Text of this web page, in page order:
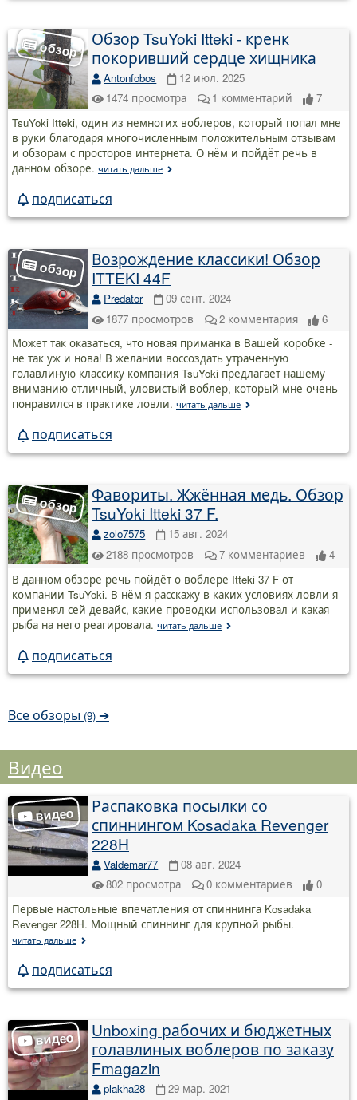
Обзор TsuYoki Itteki - кренк
покоривший сердце хищника
Antonfobos
12 июл. 2025
1474 просмотра 1 комментарий
7
TsuYoki Itteki, один из немногих воблеров, который попал мне
в руки благодаря многочисленным положительным отзывам
и обзорам с просторов интернета. О нём и пойдёт речь в
данном обзоре. читать дальше
подписаться
Возрождение классики! Обзор
ITTEKI 44F
Predator
09 сент. 2024
1877 просмотров 2 комментария
6
Может так оказаться, что новая приманка в Вашей коробке -
не так уж и нова! В желании воссоздать утраченную
голавлиную классику компания TsuYoki предлагает нашему
вниманию отличный, уловистый воблер, который мне очень
понравился в практике ловли. читать дальше
подписаться
Фавориты. Жжённая медь. Обзор
TsuYoki Itteki 37 F.
zolo7575
15 авг. 2024
2188 просмотров 7 комментариев
4
В данном обзоре речь пойдёт о воблере Itteki 37 F от
компании TsuYoki. В нём я расскажу в каких условиях ловли я
применял сей девайс, какие проводки использовал и какая
рыба на него реагировала. читать дальше
подписаться
Все обзоры (9) ➔
Видео
Распаковка посылки со
спиннингом Kosadaka Revenger
228H
Valdemar77
08 авг. 2024
802 просмотра 0 комментариев
0
Первые настольные впечатления от спиннинга Kosadaka
Revenger 228H. Мощный спиннинг для крупной рыбы.
читать дальше
подписаться
Unboxing рабочих и бюджетных
голавлиных воблеров по заказу
Fmagazin
plakha28
29 мар. 2021